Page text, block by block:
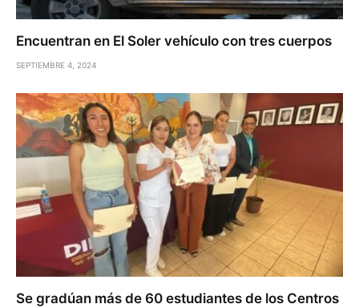
Encuentran en El Soler vehículo con tres cuerpos
SEPTIEMBRE 4, 2024
Se gradúan más de 60 estudiantes de los Centros